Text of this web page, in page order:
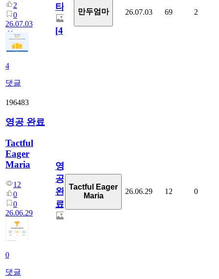
2
0
26.07.03
4
댓글
타
[4]
만두엄마 26.07.03 69 2
196483
영공 완료
Tactful
Eager
Maria
12
0
0
26.06.29
0
댓글
영
공
완
료
Tactful Eager
Maria
26.06.29 12 0